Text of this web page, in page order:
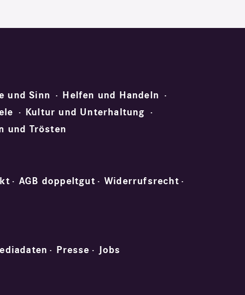
und Sinn
Helfen und Handeln
Kultur und Unterhaltung
und Trösten
AGB doppeltgut
Widerrufsrecht
Presse Jobs